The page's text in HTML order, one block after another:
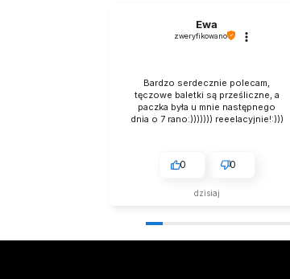
WYSZCZUPLAJĄCY
CZARNY
59,99 zł
FALBANA ARBUZ
49,99 zł
TUSZUJĄCY PINK
79,99 zł
Ewa
zweryfikowano
Bardzo serdecznie polecam,
tęczowe baletki są prześliczne, a
paczka była u mnie następnego
dnia o 7 rano:))))))) reeelacyjnie!:)))
0 0
dzisiaj